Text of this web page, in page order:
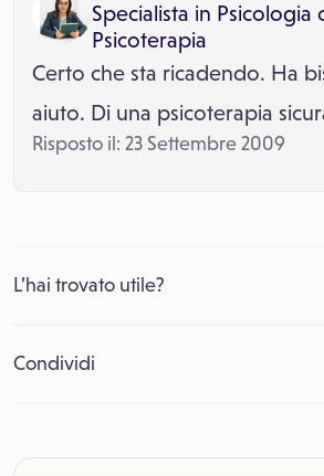
Specialista in Psicologia
Psicoterapia
Certo che sta ricadendo. Ha
aiuto. Di una psicoterapia
Risposto il: 23 Settembre 2009
L’hai trovato utile?
Condividi